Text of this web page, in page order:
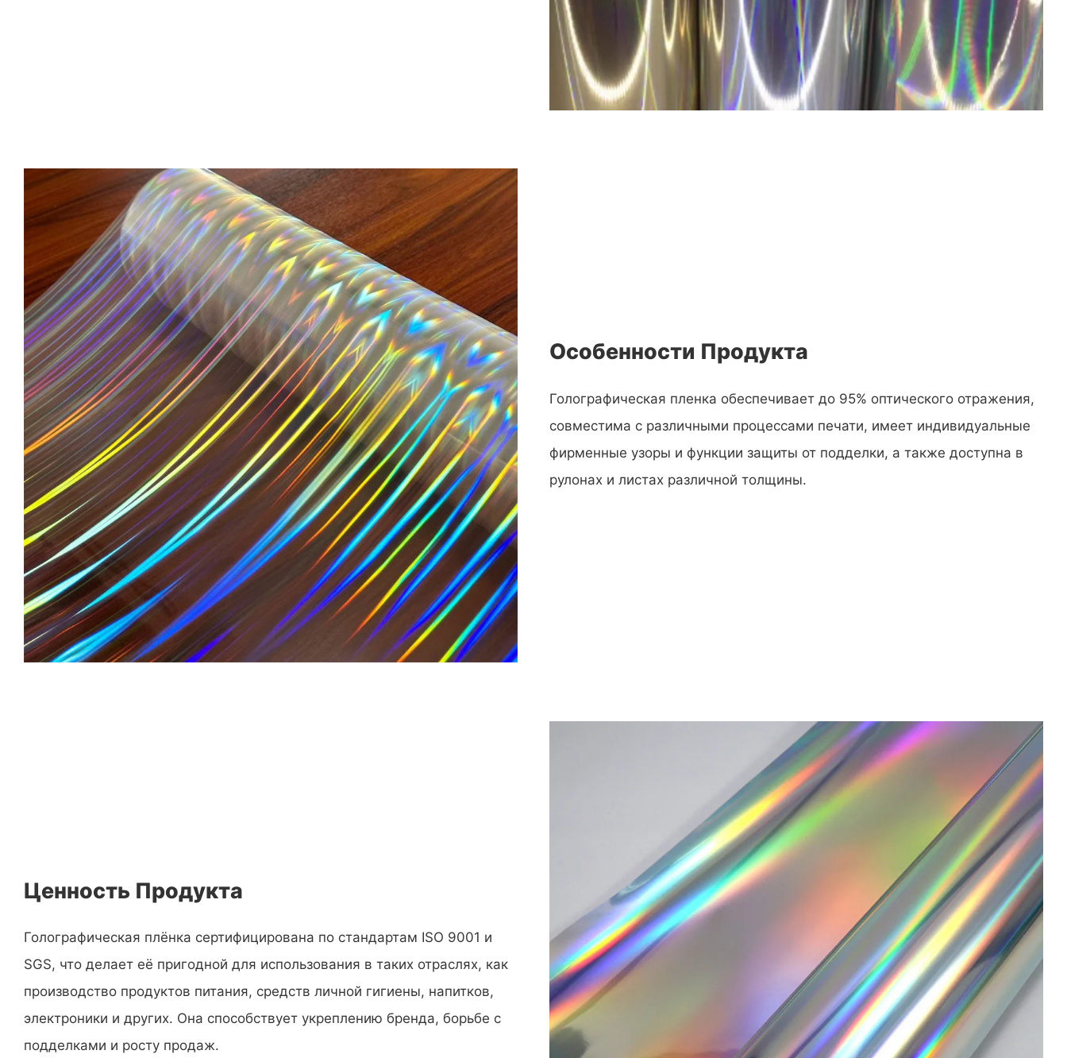
Особенности Продукта
Голографическая пленка обеспечивает до 95% оптического отражения,
совместима с различными процессами печати, имеет индивидуальные
фирменные узоры и функции защиты от подделки, а также доступна в
рулонах и листах различной толщины.
Ценность Продукта
Голографическая плёнка сертифицирована по стандартам ISO 9001 и
SGS, что делает её пригодной для использования в таких отраслях, как
производство продуктов питания, средств личной гигиены, напитков,
электроники и других. Она способствует укреплению бренда, борьбе с
подделками и росту продаж.